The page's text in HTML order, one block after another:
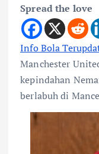
Spread the love
Info Bola
Manchester
kepindahan
berlabuh di